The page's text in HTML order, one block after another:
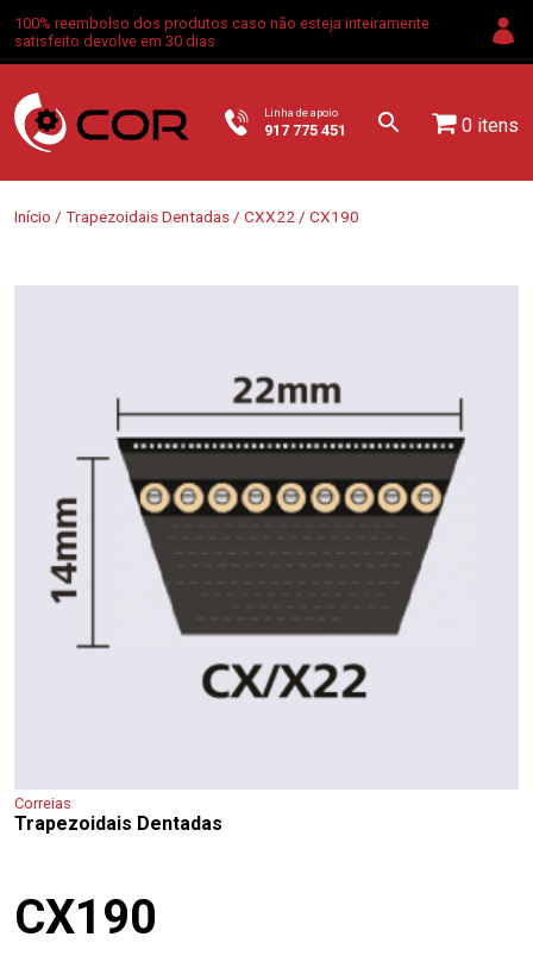
100% reembolso dos produtos caso não esteja inteiramente
satisfeito devolve em 30 dias
Linha de apoio
917 775 451 0 itens
Início / Trapezoidais Dentadas / CXX22 / CX190
Correias
Trapezoidais Dentadas
CX190